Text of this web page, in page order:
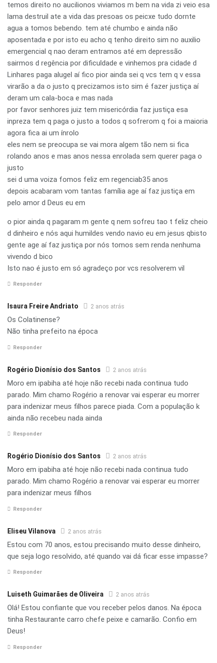
temos direito no aucilionos viviamos m bem na vida zi veio esa
lama destruil ate a vida das presoas os peicxe tudo dornte
agua a tomos bebendo. tem até chumbo e ainda não
aposentada e por isto eu acho q tenho direito sim no auxilio
emergencial q nao deram entramos até em depressão
sairmos d regência por dificuldade e vinhemos pra cidade d
Linhares paga alugel aí fico pior ainda sei q vcs tem q v essa
virarão a da o justo q precizamos isto sim é fazer justiça aí
deram um cala-boca e mas nada
por favor senhores juiz tem misericórdia faz justiça esa
inpreza tem q paga o justo a todos q sofrerom q foi a maioria
agora fica ai um ínrolo
eles nem se preocupa se vai mora algem tão nem si fica
rolando anos e mas anos nessa enrolada sem querer paga o
justo
sei d uma voiza fomos feliz em regenciab35 anos
depois acabaram vom tantas família age aí faz justiça em
pelo amor d Deus eu em
o pior ainda q pagaram m gente q nem sofreu tao t feliz cheio
d dinheiro e nós aqui humildes vendo navio eu em jesus qbisto
gente age aí faz justiça por nós tomos sem renda nenhuma
vivendo d bico
Isto nao é justo em só agradeço por vcs resolverem vil
Responder
Isaura Freire Andriato 2 anos atrás
Os Colatinense?
Não tinha prefeito na época
Responder
Rogério Dionísio dos Santos 2 anos atrás
Moro em ipabiha até hoje não recebi nada continua tudo
parado. Mim chamo Rogério a renovar vai esperar eu morrer
para indenizar meus filhos parece piada. Com a população k
ainda não recebeu nada ainda
Responder
Rogério Dionísio dos Santos 2 anos atrás
Moro em ipabiha até hoje não recebi nada continua tudo
parado. Mim chamo Rogério a renovar vai esperar eu morrer
para indenizar meus filhos
Responder
Eliseu Vilanova 2 anos atrás
Estou com 70 anos, estou precisando muito desse dinheiro,
que seja logo resolvido, até quando vai dá ficar esse impasse?
Responder
Luiseth Guimarães de Oliveira 2 anos atrás
Olá! Estou confiante que vou receber pelos danos. Na época
tinha Restaurante carro chefe peixe e camarão. Confio em
Deus!
Responder